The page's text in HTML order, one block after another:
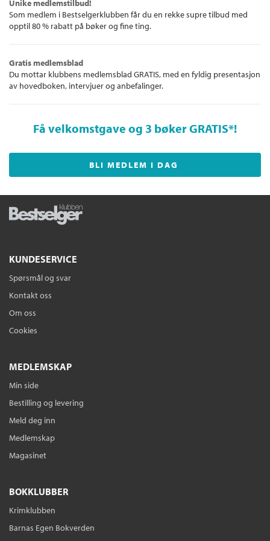
Unike medlemstilbud!
Som medlem i Bestselgerklubben får du en rekke supre tilbud med
opptil 80 % rabatt på bøker og fine ting.
Gratis medlemsblad
Du mottar klubbens medlemsblad GRATIS, med en fyldig presentasjon
av hovedboken, intervjuer og anbefalinger.
Få velkomstgave og 3 bøker GRATIS*!
BLI MEDLEM I DAG
KUNDESERVICE
Spørsmål og svar
Kontakt oss
Om oss
Cookies
MEDLEMSKAP
Min side
Bestilling og levering
Meld deg inn
Medlemskap
Magasinet
BOKKLUBBER
Krimklubben
Barnas Egen Bokverden